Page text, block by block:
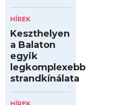
HÍREK
Keszthelyen
a Balaton
egyik
legkomplexebb
strandkínálata